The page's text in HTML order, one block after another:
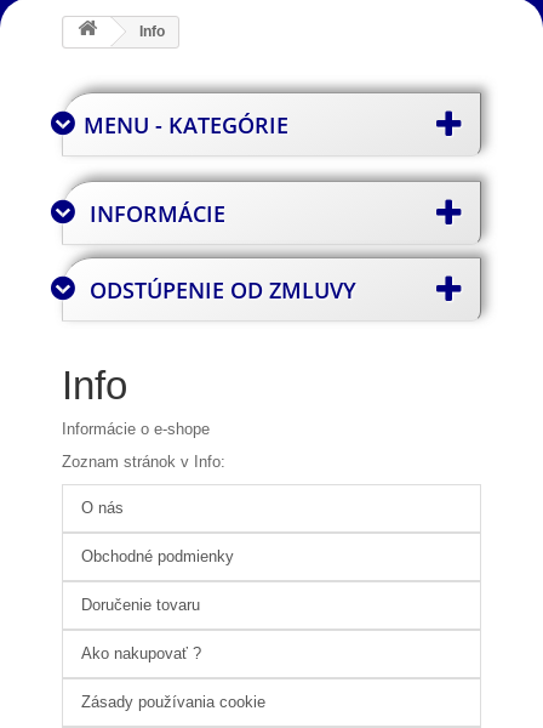
Info
MENU - KATEGÓRIE
INFORMÁCIE
ODSTÚPENIE OD ZMLUVY
Info
Informácie o e-shope
Zoznam stránok v Info:
O nás
Obchodné podmienky
Doručenie tovaru
Ako nakupovať ?
Zásady používania cookie